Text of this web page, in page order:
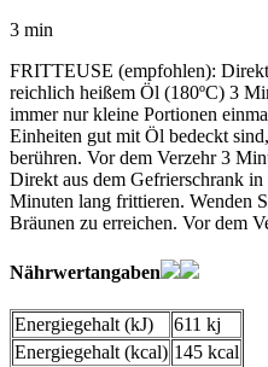
3 min
FRITTEUSE (empfohlen):
reichlich heißem Öl (180ºC) 3
immer nur kleine Portionen
Einheiten gut mit Öl bedeckt
berühren. Vor dem Verzehr 3
Direkt aus dem Gefrierschrank
Minuten lang frittieren. Wenden
Bräunen zu erreichen. Vor dem
Nährwertangaben
Energiegehalt (kJ)
611 kj
Energiegehalt (kcal) 145 kcal